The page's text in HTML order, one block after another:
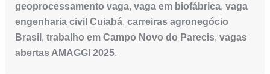
geoprocessamento vaga, vaga em biofábrica, vaga
engenharia civil Cuiabá, carreiras agronegócio
Brasil , trabalho em Campo Novo do Parecis, vagas
abertas AMAGGI 2025.